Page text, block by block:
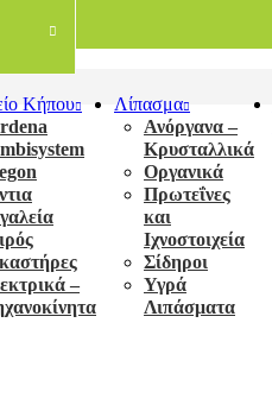
Κήπου
–
Λίπασμα
Ανόργανα –
Κρυσταλλικά
Οργανικά
Πρωτεΐνες
και
Ιχνοστοιχεία
Σίδηροι
Υγρά
Λιπάσματα